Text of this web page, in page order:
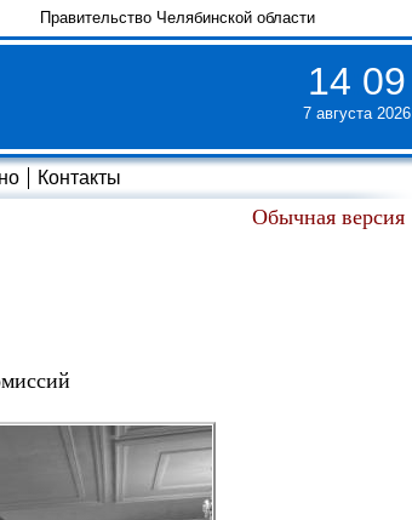
Правительство Челябинской области
14 09
7 августа 2026
Контакты
Обычная версия